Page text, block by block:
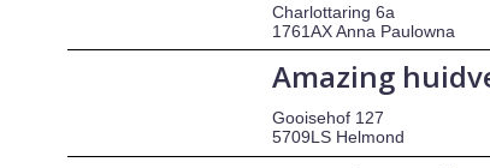
Charlottaring 6a
1761AX Anna Paulowna
Amazing
Gooisehof 127
5709LS Helmond